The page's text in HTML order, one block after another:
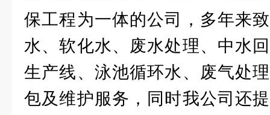
保工程为一体的公司，多年来
水、软化水、废水处理、中水
生产线、泳池循环水、废气处
包及维护服务，同时我公司还